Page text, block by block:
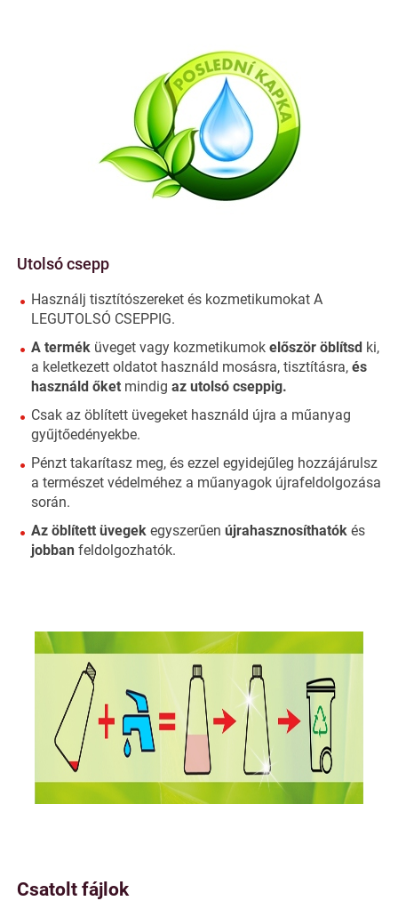
Utolsó csepp
Használj tisztítószereket és kozmetikumokat A
LEGUTOLSÓ CSEPPIG.
A termék üveget vagy kozmetikumok először öblítsd ki,
a keletkezett oldatot használd mosásra, tisztításra, és
használd őket mindig az utolsó cseppig.
Csak az öblített üvegeket használd újra a műanyag
gyűjtőedényekbe.
Pénzt takarítasz meg, és ezzel egyidejűleg hozzájárulsz
a természet védelméhez a műanyagok újrafeldolgozása
során.
Az öblített üvegek egyszerűen újrahasznosíthatók és
jobban feldolgozhatók.
Csatolt fájlok